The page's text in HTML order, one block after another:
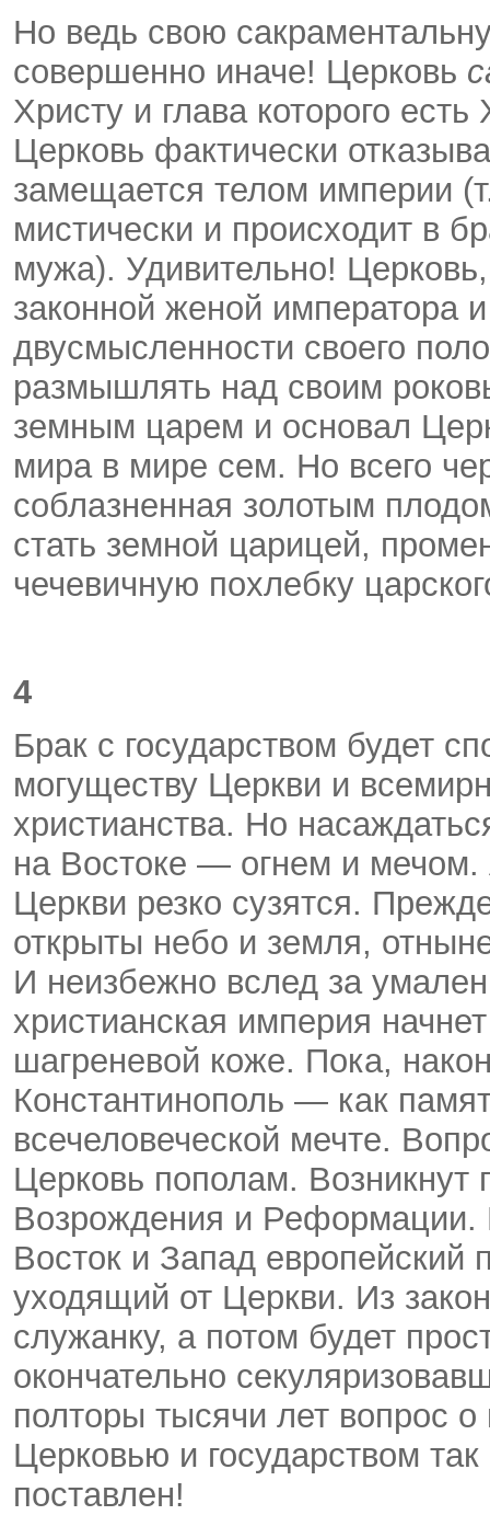
Но ведь свою
совершенно иначе! Церковь
Христу и глава которого
Церковь фактически
замещается телом империи
мистически и происходит в
мужа). Удивительно!
законной женой императора
двусмысленности своего
размышлять над своим
земным царем и основал
мира в мире сем. Но всего
соблазненная золотым
стать земной царицей,
чечевичную похлебку
4
Брак с государством будет
могуществу Церкви и
христианства. Но
на Востоке — огнем и мечом.
Церкви резко сузятся.
открыты небо и земля,
И неизбежно вслед за
христианская империя
шагреневой коже. Пока,
Константинополь — как
всечеловеческой мечте.
Церковь пополам. Возникнут
Возрождения и Реформации.
Восток и Запад европейский
уходящий от Церкви. Из
служанку, а потом будет
окончательно
полторы тысячи лет вопрос
Церковью и государством
поставлен!